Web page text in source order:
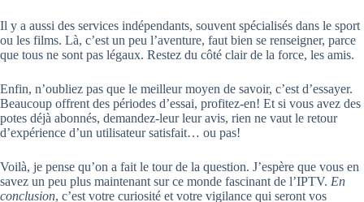
Il y a aussi des services indépendants, souvent spécialisés dans le sport
ou les films. Là, c’est un peu l’aventure, faut bien se renseigner, parce
que tous ne sont pas légaux. Restez du côté clair de la force, les amis.
Enfin, n’oubliez pas que le meilleur moyen de savoir, c’est d’essayer.
Beaucoup offrent des périodes d’essai, profitez-en! Et si vous avez des
potes déjà abonnés, demandez-leur leur avis, rien ne vaut le retour
d’expérience d’un utilisateur satisfait… ou pas!
Voilà, je pense qu’on a fait le tour de la question. J’espère que vous en
savez un peu plus maintenant sur ce monde fascinant de l’IPTV. En
conclusion, c’est votre curiosité et votre vigilance qui seront vos